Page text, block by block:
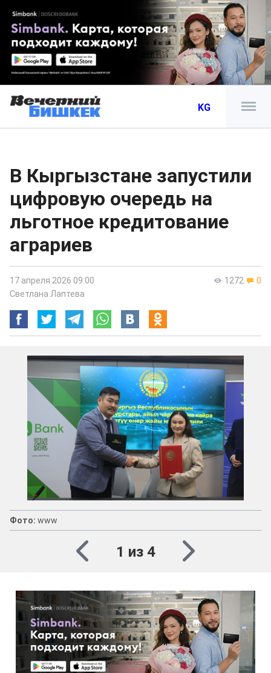
KG
В Кыргызстане запустили
цифровую очередь на
льготное кредитование
аграриев
1272 0
17 апреля 2026 09:00
Светлана Лаптева
Фото: www
1 из 4